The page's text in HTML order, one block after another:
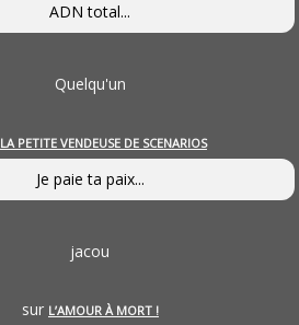
ADN total...
Quelqu'un
LA PETITE VENDEUSE DE SCENARIOS
Je paie ta paix...
jacou
sur L’AMOUR À MORT !